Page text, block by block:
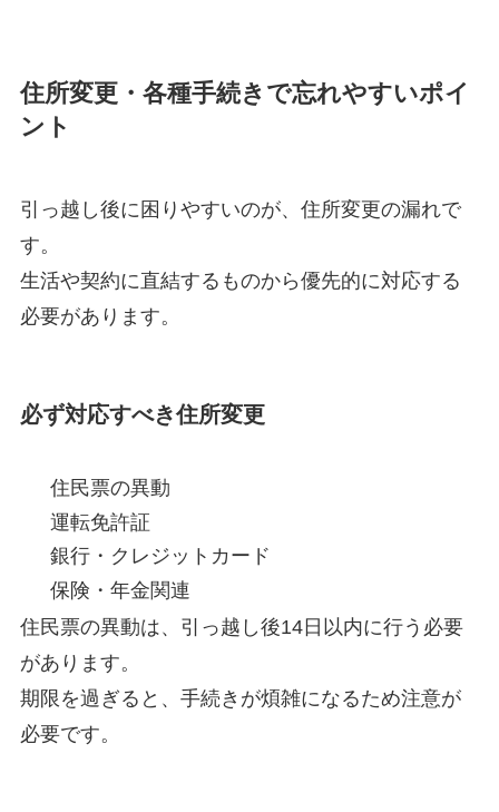
住所変更・各種手続きで忘れやすいポイ
ント
引っ越し後に困りやすいのが、住所変更の漏れで
す。
生活や契約に直結するものから優先的に対応する
必要があります。
必ず対応すべき住所変更
住民票の異動
運転免許証
銀行・クレジットカード
保険・年金関連
住民票の異動は、引っ越し後14日以内に行う必要
があります。
期限を過ぎると、手続きが煩雑になるため注意が
必要です。